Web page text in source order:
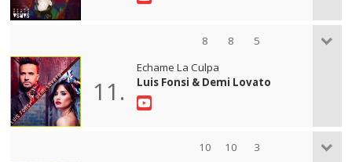
8 8 5
11.
Echame La Culpa
Luis Fonsi & Demi Lovato
10 10 3